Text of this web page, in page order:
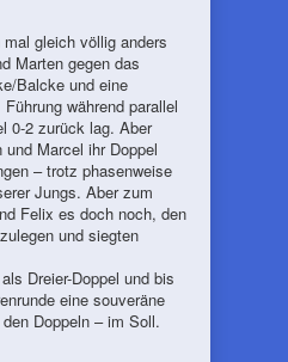
gleich völlig anders
Marten gegen das
Balcke und eine
während parallel
0-2 zurück lag. Aber
Marcel ihr Doppel
– trotz phasenweise
Jungs. Aber zum
Felix es doch noch, den
und siegten
Dreier-Doppel und bis
eine souveräne
Doppeln – im Soll.